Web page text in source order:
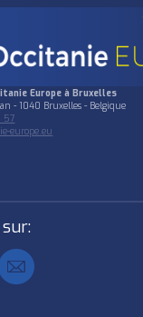
Europe à Bruxelles
- 1040 Bruxelles - Belgique
57
europe.eu